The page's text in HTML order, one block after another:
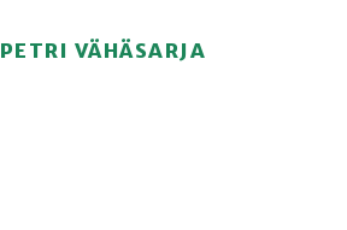
PETRI VÄHÄSARJA